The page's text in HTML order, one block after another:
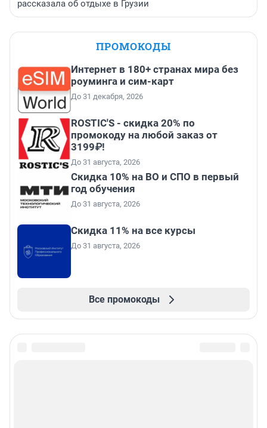
рассказала об отдыхе в Грузии
ПРОМОКОДЫ
Интернет в 180+ странах мира без
роуминга и сим-карт
До 31 декабря, 2026
ROSTIC'S - скидка 20% по
промокоду на любой заказ от
3199₽!
До 31 августа, 2026
Скидка 10% на ВО и СПО в первый
год обучения
До 31 августа, 2026
Скидка 11% на все курсы
До 31 августа, 2026
Все промокоды